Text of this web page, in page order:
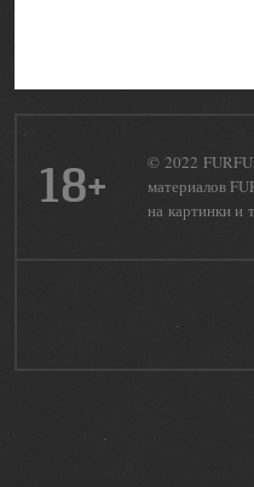
18+
© 2022
материалов
на картинки и